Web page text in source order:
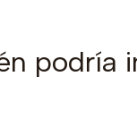
podría